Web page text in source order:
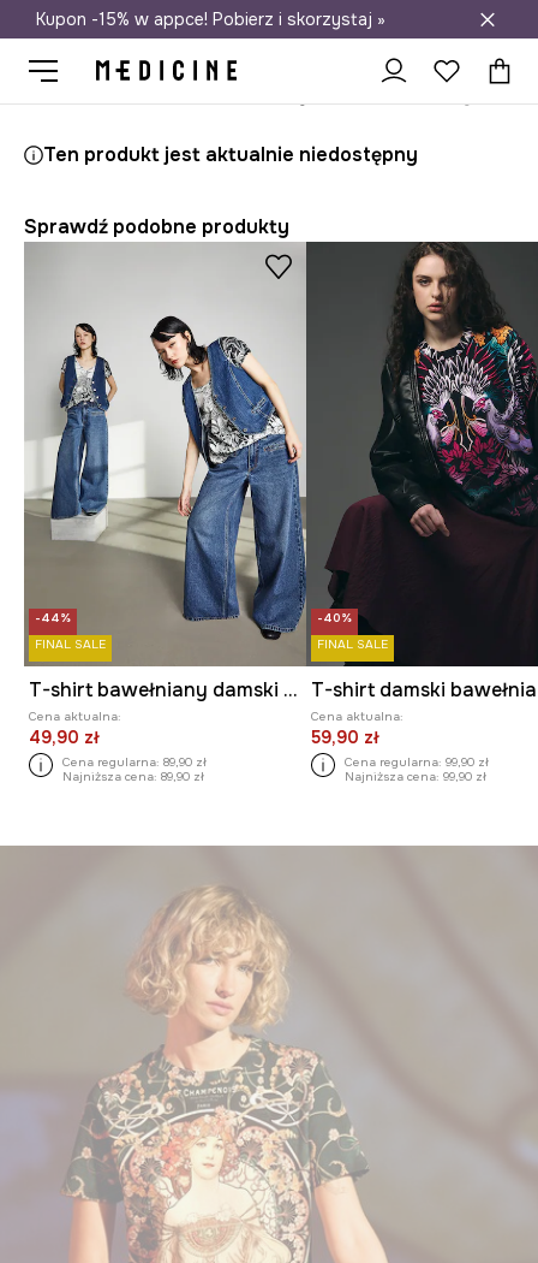
Darmowa dostawa do salonów
Kupon -15% w appce! Pobierz i skorzystaj »
Ten produkt jest aktualnie niedostępny
Sprawdź podobne produkty
-44%
FINAL SALE
T-shirt bawełniany damski z kolekcji Tajemniczy Świat Medicine
Cena aktualna:
49,90 zł
Cena regularna: 89,90 zł
Najniższa cena: 89,90 zł
-40%
FINAL SALE
Cena aktualna:
59,90 zł
Cena regularna: 99,90 zł
Najniższa cena: 99,90 zł